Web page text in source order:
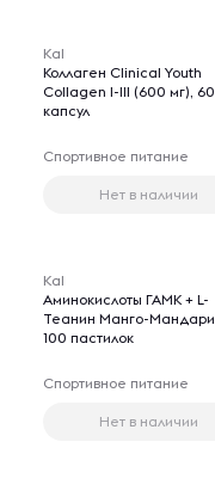
Kal
Коллаген Clinical Youth
Collagen I-III (600 мг), 60
капсул
Спортивное питание
Нет в наличии
Kal
Аминокислоты ГАМК + L-
Теанин Манго-Мандарин,
100 пастилок
Спортивное питание
Нет в наличии